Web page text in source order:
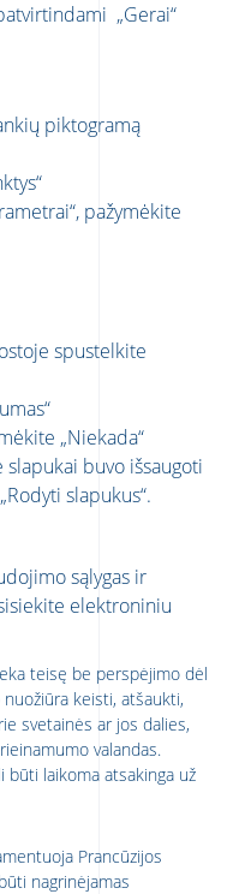
„Gerai“
piktogramą
pažymėkite
spustelkite
„Niekada“
buvo išsaugoti
slapukus“.
sąlygas ir
elektroniniu
teisę be perspėjimo dėl
keisti, atšaukti,
svetainės ar jos dalies,
valandas.
būti laikoma atsakinga už
Prancūzijos
nagrinėjamas